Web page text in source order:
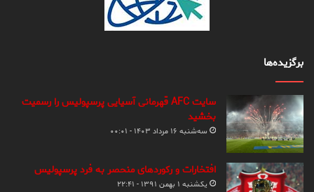
برگزیده‌ها
سایت AFC قهرمانی آسیایی پرسپولیس را رسمیت
بخشید
سه‌شنبه ۱۶ مرداد ۱۴۰۳ - ۰۰:۰۱
افتخارات و رکوردهای منحصر به فرد پرسپولیس
یکشنبه ۱ بهمن ۱۳۹۱ - ۲۲:۴۱